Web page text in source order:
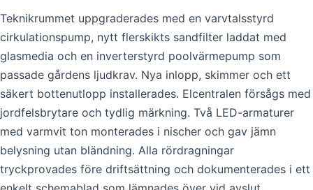
Teknikrummet uppgraderades med en varvtalsstyrd
cirkulationspump, nytt flerskikts sandfilter laddat med
glasmedia och en inverterstyrd poolvärmepump som
passade gårdens ljudkrav. Nya inlopp, skimmer och ett
säkert bottenutlopp installerades. Elcentralen försågs med
jordfelsbrytare och tydlig märkning. Två LED-armaturer
med varmvit ton monterades i nischer och gav jämn
belysning utan bländning. Alla rördragningar
tryckprovades före driftsättning och dokumenterades i ett